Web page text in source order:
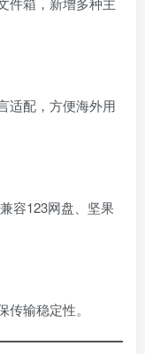
适配，方便海外用
容123网盘、坚果
输稳定性。